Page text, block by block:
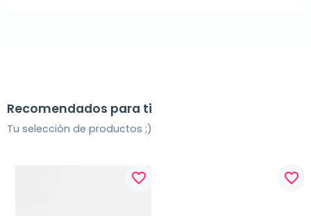
Recomendados para ti
Tu selección de productos ;)
favorite_border favorite_border